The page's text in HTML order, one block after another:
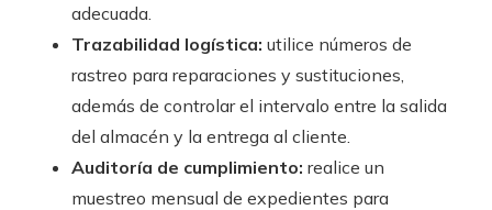
adecuada.
Trazabilidad logística: utilice números de
rastreo para reparaciones y sustituciones,
además de controlar el intervalo entre la salida
del almacén y la entrega al cliente.
Auditoría de cumplimiento: realice un
muestreo mensual de expedientes para